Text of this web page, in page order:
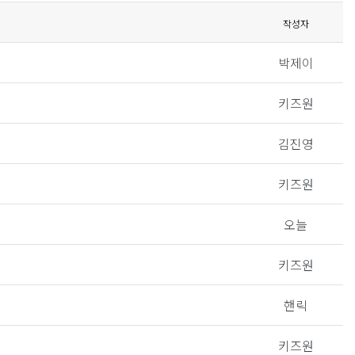
작성자
박제이
키즈원
김진영
키즈원
오늘
키즈원
핸릭
키즈원